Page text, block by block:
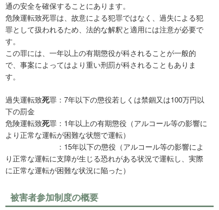
通の安全を確保することにあります。
危険運転致死罪は、故意による犯罪ではなく、過失による犯
罪として扱われるため、法的な解釈と適用には注意が必要で
す。
この罪には、一年以上の有期懲役が科されることが一般的
で、事案によってはより重い刑罰が科されることもありま
す。
過失運転致死罪：7年以下の懲役若しくは禁錮又は100万円以
下の罰金
危険運転致死罪：1年以上の有期懲役（アルコール等の影響に
より正常な運転が困難な状態で運転）
：15年以下の懲役（アルコール等の影響によ
り正常な運転に支障が生じる恐れがある状況で運転し、実際
に正常な運転が困難な状況に陥った）
被害者参加制度の概要